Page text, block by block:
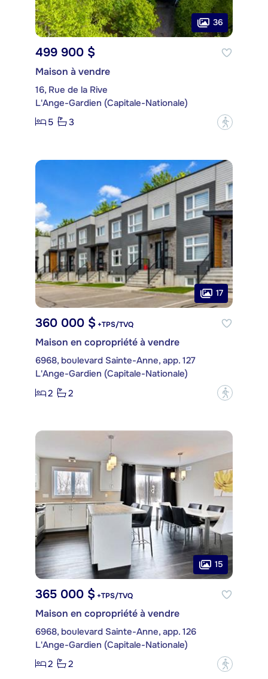
36
499 900 $
Maison à vendre
16, Rue de la Rive
L'Ange-Gardien (Capitale-Nationale)
5
3 ?
17
360 000 $ +TPS/TVQ
Maison en copropriété à vendre
6968, boulevard Sainte-Anne, app. 127
L'Ange-Gardien (Capitale-Nationale)
2
2 ?
15
365 000 $ +TPS/TVQ
Maison en copropriété à vendre
6968, boulevard Sainte-Anne, app. 126
L'Ange-Gardien (Capitale-Nationale)
2
2 ?